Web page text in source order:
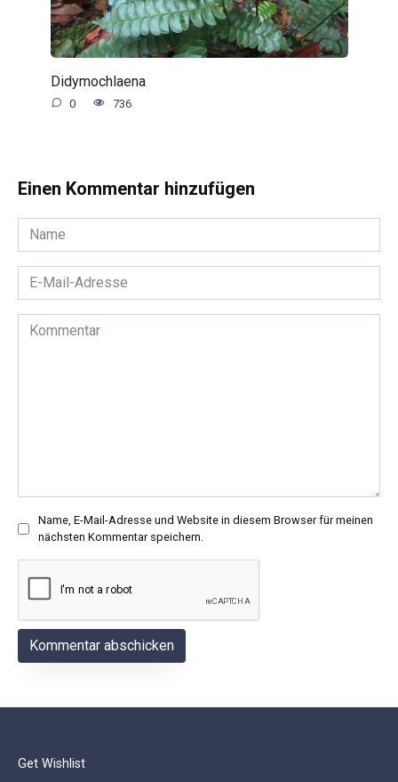
Didymochlaena
0 736
Einen Kommentar hinzufügen
Name
*
Mail-
Adresse
Kommentar
Name, E-Mail-Adresse und Website in diesem Browser für meinen
nächsten Kommentar speichern.
Get Wishlist